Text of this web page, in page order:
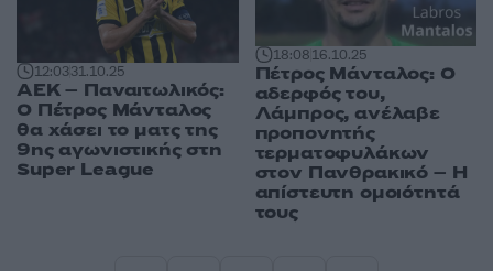
12:0331.10.25
ΑΕΚ – Παναιτωλικός:
Ο Πέτρος Μάνταλος
θα χάσει το ματς της
9ης αγωνιστικής στη
Super League
18:0816.10.25
Πέτρος Μάνταλος: Ο
αδερφός του,
Λάμπρος, ανέλαβε
προπονητής
τερματοφυλάκων
στον Πανθρακικό – Η
απίστευτη ομοιότητά
τους